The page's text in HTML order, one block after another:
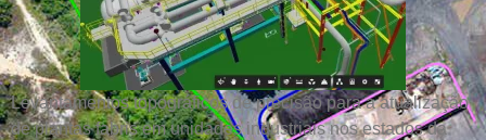
Levantamentos topográficos de precisão para a atualização
de plantas fabris em unidades industriais nos estados da